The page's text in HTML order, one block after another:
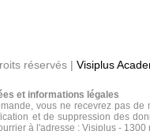
réservés | Visiplus
et informations légales
vous ne recevrez pas
et de suppression des
à l'adresse : Visiplus -